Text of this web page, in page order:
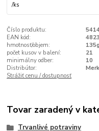
/ks
Číslo produktu:
EAN kód:
hmotnosť/objem:
135g
počet kusov v balení:
21
minimálny odber:
10
Distribútor:
Strážiť cenu / dostupnosť
Tovar zaradený v
Trvanlivé potraviny